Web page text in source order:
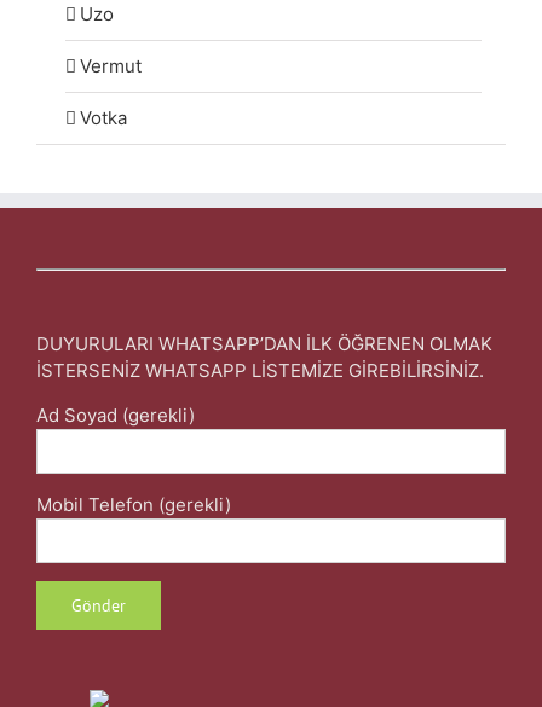
Uzo
Vermut
Votka
DUYURULARI WHATSAPP’DAN İLK ÖĞRENEN OLMAK
İSTERSENİZ WHATSAPP LİSTEMİZE GİREBİLİRSİNİZ.
Ad Soyad (gerekli)
Mobil Telefon (gerekli)